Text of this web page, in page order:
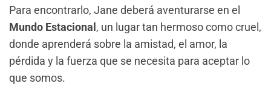
Para encontrarlo, Jane deberá aventurarse en el
Mundo Estacional , un lugar tan hermoso como cruel,
donde aprenderá sobre la amistad, el amor, la
pérdida y la fuerza que se necesita para aceptar lo
que somos.